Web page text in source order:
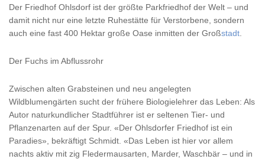
Der Friedhof Ohlsdorf ist der größte Parkfriedhof der Welt – und
damit nicht nur eine letzte Ruhestätte für Verstorbene, sondern
auch eine fast 400 Hektar große Oase inmitten der Großstadt
Der Fuchs im Abflussrohr
Zwischen alten Grabsteinen und neu angelegten
Wildblumengärten sucht der frühere Biologielehrer das Leben: Als
Autor naturkundlicher Stadtführer ist er seltenen Tier- und
Pflanzenarten auf der Spur. «Der Ohlsdorfer Friedhof ist ein
Paradies», bekräftigt Schmidt. «Das Leben ist hier vor allem
nachts aktiv mit zig Fledermausarten, Marder, Waschbär – und in